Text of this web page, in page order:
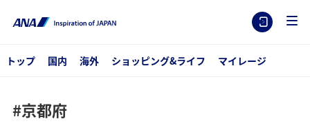
トップ 国内 海外 ショッピング&ライフ マイレージ
#京都府